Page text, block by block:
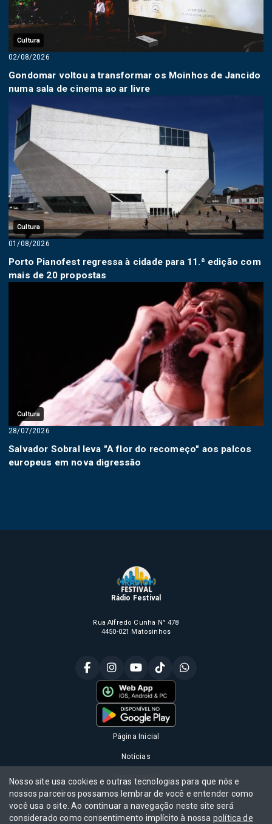
Cultura
02/08/2026
Gondomar voltou a transformar os Moinhos de Jancido
numa sala de cinema ao ar livre
Cultura
01/08/2026
Porto Pianofest regressa à cidade para 11.ª edição com
mais de 20 propostas
Cultura
28/07/2026
Salvador Sobral leva "A flor do recomeço" aos palcos
europeus em nova digressão
Rádio Festival
Rua Alfredo Cunha N° 478
4450-021 Matosinhos
Página Inicial
Notícias
Programação
Publicidade
Política de privacidade
Nosso site usa cookies e outras tecnologias para que nós e
nossos parceiros possamos lembrar de você e entender como
você usa o site. Ao continuar a navegação neste site será
considerado como consentimento implícito à nossa política de